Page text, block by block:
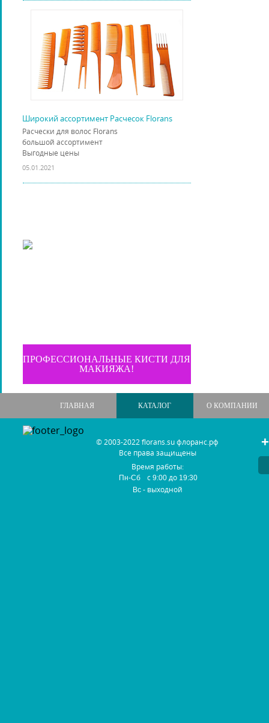
Широкий ассортимент Расчесок Florans
Расчески для волос Florans
большой ассортимент
Выгодные цены
05.01.2021
ПРОФЕССИОНАЛЬНЫЕ КИСТИ ДЛЯ
МАКИЯЖА!
ГЛАВНАЯ КАТАЛОГ О КОМПАНИИ
© 2003-2022 florans.su флоранс.рф
Все права защищены
Время работы:
Пн-Сб с9:00 до 19:30
Вс - выходной